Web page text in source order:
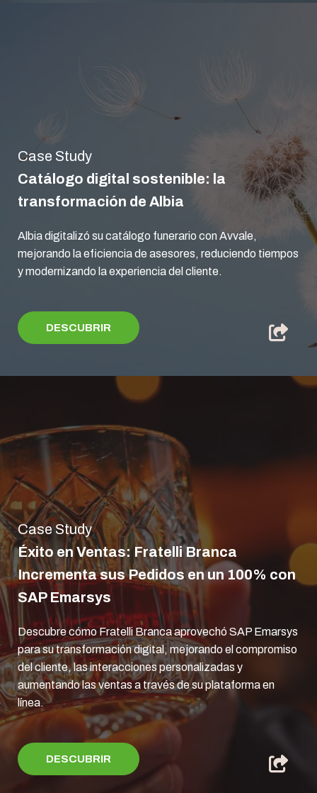
Case Study
Catálogo digital sostenible: la
transformación de Albia
Albia digitalizó su catálogo funerario con Avvale,
mejorando la eficiencia de asesores, reduciendo tiempos
y modernizando la experiencia del cliente.
DESCUBRIR
Case Study
Éxito en Ventas: Fratelli Branca
Incrementa sus Pedidos en un 100% con
SAP Emarsys
Descubre cómo Fratelli Branca aprovechó SAP Emarsys
para su transformación digital, mejorando el compromiso
del cliente, las interacciones personalizadas y
aumentando las ventas a través de su plataforma en
línea.
DESCUBRIR